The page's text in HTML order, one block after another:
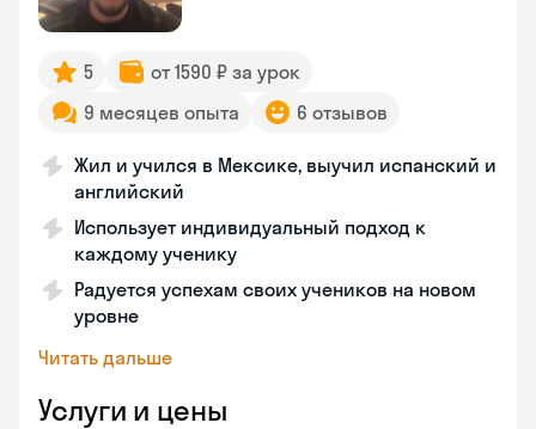
5
от 1590 ₽ за урок
9 месяцев опыта
6 отзывов
Жил и учился в Мексике, выучил испанский и
английский
Использует индивидуальный подход к
каждому ученику
Радуется успехам своих учеников на новом
уровне
Читать дальше
Услуги и цены